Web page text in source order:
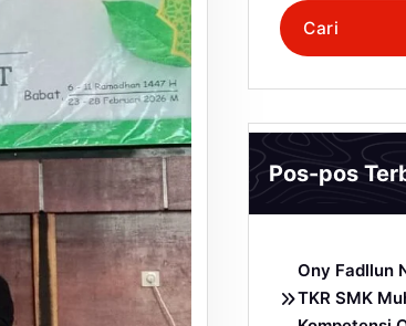
Pencarian
untuk:
Pos-pos
Ony Fadllun
TKR SMK